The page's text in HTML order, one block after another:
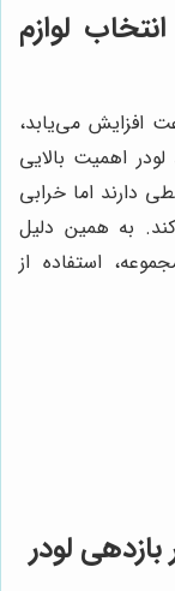
لوازم
افزایش می‌یابد،
اهمیت بالایی
دارند اما خرابی
به همین دلیل
استفاده از
لودر